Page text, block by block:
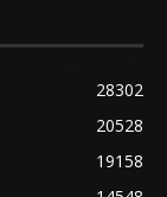
28302
20528
19158